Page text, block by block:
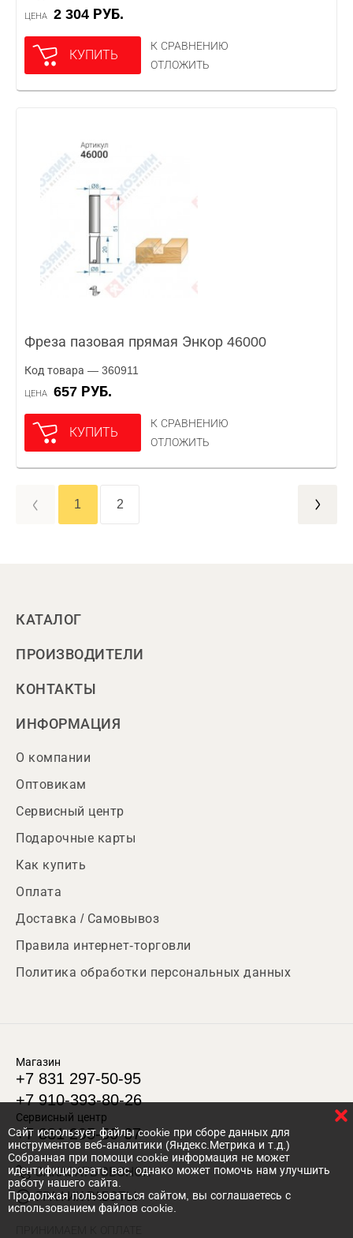
ЦЕНА 2 304 РУБ.
КУПИТЬ
К СРАВНЕНИЮ
ОТЛОЖИТЬ
Фреза пазовая прямая Энкор 46000
Код товара — 360911
ЦЕНА 657 РУБ.
КУПИТЬ
К СРАВНЕНИЮ
ОТЛОЖИТЬ
1 2
КАТАЛОГ
ПРОИЗВОДИТЕЛИ
КОНТАКТЫ
ИНФОРМАЦИЯ
О компании
Оптовикам
Сервисный центр
Подарочные карты
Как купить
Оплата
Доставка / Самовывоз
Правила интернет-торговли
Политика обработки персональных данных
Магазин
+7 831 297-50-95
+7 910-393-80-26
Сервисный центр
+7 831 295-50-67
ЗАКАЗАТЬ ЗВОНОК
ГРАФИК РАБОТЫ
Cайт использует файлы cookie при сборе данных для
инструментов веб-аналитики (Яндекс.Метрика и т.д.)
Собранная при помощи cookie информация не может
идентифицировать вас, однако может помочь нам улучшить
работу нашего сайта.
Продолжая пользоваться сайтом, вы соглашаетесь с
использованием файлов cookie.